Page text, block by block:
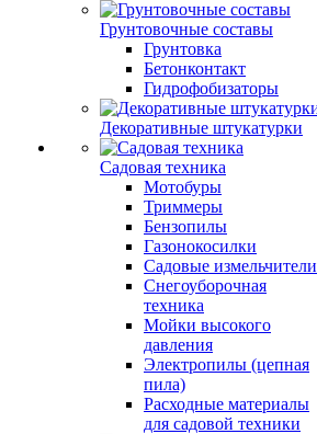
Грунтовочные составы
Грунтовка
Бетонконтакт
Гидрофобизаторы
Декоративные штукатурки
Садовая техника
Мотобуры
Триммеры
Бензопилы
Газонокосилки
Садовые измельчители
Снегоуборочная
техника
Мойки высокого
давления
Электропилы (цепная
пила)
Расходные материалы
для садовой техники